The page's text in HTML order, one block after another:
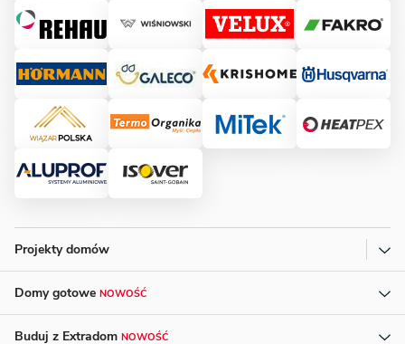
Projekty domów
Domy gotowe NOWOŚĆ
Buduj z Extradom NOWOŚĆ